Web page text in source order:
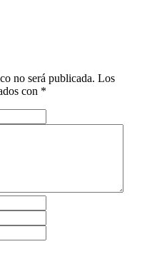
no será publicada. Los
con *